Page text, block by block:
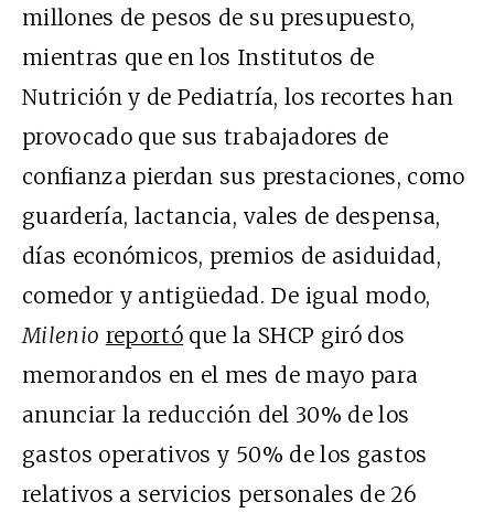
millones de pesos de su presupuesto,
mientras que en los Institutos de
Nutrición y de Pediatría, los recortes han
provocado que sus trabajadores de
confianza pierdan sus prestaciones, como
guardería, lactancia, vales de despensa,
días económicos, premios de asiduidad,
comedor y antigüedad. De igual modo,
Milenio reportó que la SHCP giró dos
memorandos en el mes de mayo para
anunciar la reducción del 30% de los
gastos operativos y 50% de los gastos
relativos a servicios personales de 26